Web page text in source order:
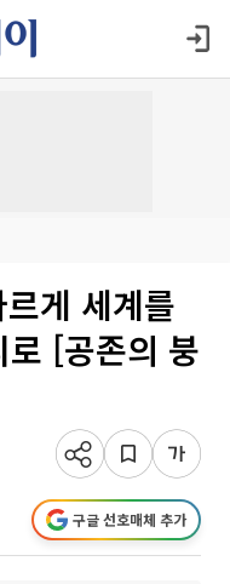
게 세계를
[공존의 붕
구글 선호매체 추가